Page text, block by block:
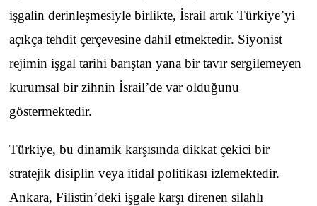
işgalin derinleşmesiyle birlikte, İsrail artık Türkiye’yi
açıkça tehdit çerçevesine dahil etmektedir. Siyonist
rejimin işgal tarihi barıştan yana bir tavır sergilemeyen
kurumsal bir zihnin İsrail’de var olduğunu
göstermektedir.
Türkiye, bu dinamik karşısında dikkat çekici bir
stratejik disiplin veya itidal politikası izlemektedir.
Ankara, Filistin’deki işgale karşı direnen silahlı